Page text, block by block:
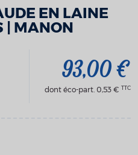
EN LAINE
| MANON
93,00 €
dont éco-part. 0,53 € TTC